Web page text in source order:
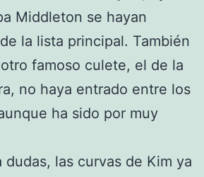
Middleton se hayan
la lista principal. También
famoso culete, el de la
no haya entrado entre los
ha sido por muy
dudas, las curvas de Kim ya